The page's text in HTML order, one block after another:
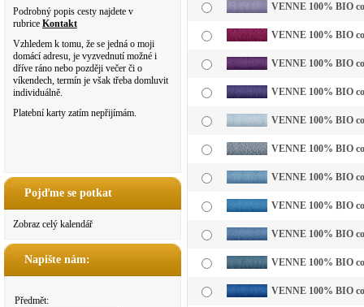
Podrobný popis cesty najdete v
rubrice Kontakt
Vzhledem k tomu, že se jedná o moji
domácí adresu, je vyzvednutí možné i
dříve ráno nebo později večer či o
víkendech, termín je však třeba domluvit
individuálně.
Platební karty zatím nepřijímám.
Pojďme se potkat
Zobraz celý kalendář
Napište nám:
Předmět:
VENNE 100% BIO
VENNE 100% BIO
VENNE 100% BIO
VENNE 100% BIO
VENNE 100% BIO
VENNE 100% BIO
VENNE 100% BIO
VENNE 100% BIO
VENNE 100% BIO
VENNE 100% BIO
VENNE 100% BIO